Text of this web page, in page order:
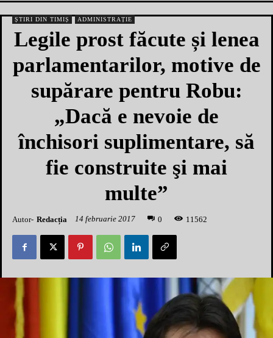
ȘTIRI DIN TIMIȘ ADMINISTRAȚIE
Legile prost făcute și lenea
parlamentarilor, motive de
supărare pentru Robu:
„Dacă e nevoie de
închisori suplimentare, să
fie construite şi mai
multe”
Autor- Redacția 14 februarie 2017 0 1 1562